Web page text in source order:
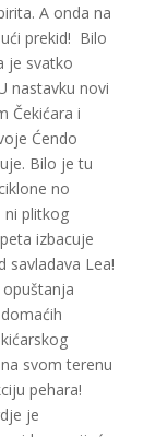
A onda na
prekid! Bilo
je svatko
nastavku novi
Čekićara i
Ćendo
Bilo je tu
no
ni plitkog
izbacuje
savladava Lea!
svom terenu
pehara!
je